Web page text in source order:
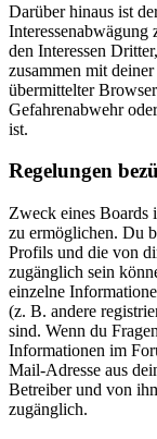
Darüber hinaus ist
Interessenabwägung
den Interessen
zusammen mit
übermittelter
Gefahrenabwehr
ist.
Regelungen
Zweck eines Boards
zu ermöglichen. Du
Profils und die von
zugänglich sein
einzelne
(z. B. andere
sind. Wenn du
Informationen im
Mail-Adresse aus
Betreiber und von
zugänglich.